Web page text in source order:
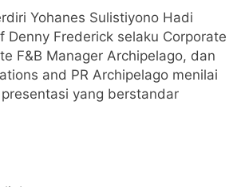
Yohanes Sulistiyono Hadi
Denny Frederick selaku Corporate
F&B Manager Archipelago, dan
and PR Archipelago menilai
yang berstandar